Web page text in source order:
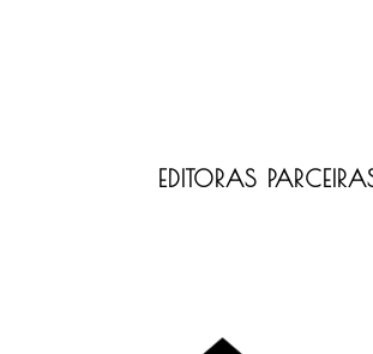
EDITORAS